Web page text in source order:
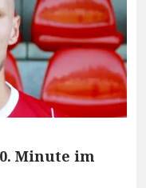
Minute im